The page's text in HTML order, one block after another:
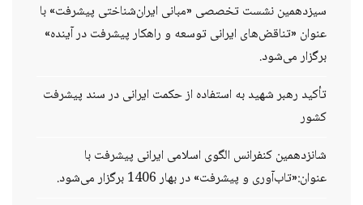
سیزدهمین نشست تخصصی «مبانی ایران‌شناختی پیشرفت» با
عنوان «تناقض‌های ایرانی توسعه و راهکار پیشرفت در آینده»
برگزار می‌شود.
تأکید رهبر شهید به استفاده از حکمت ایرانی در سند پیشرفت
کشور
شانزدهمین کنفرانس الگوی اسلامی ایرانی پیشرفت با
عنوان:«تاب‌آوری و پیشرفت» در بهار 1406 برگزار می‌شود.